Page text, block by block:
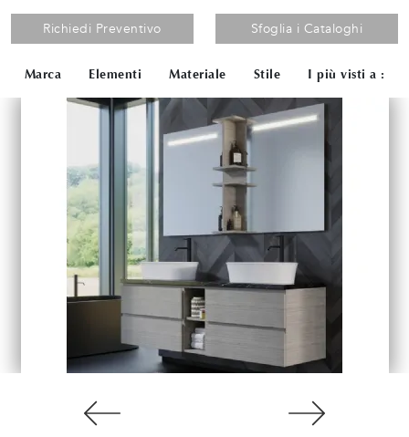
Richiedi Preventivo Sfoglia i Cataloghi
Marca Elementi Materiale Stile I più visti a :